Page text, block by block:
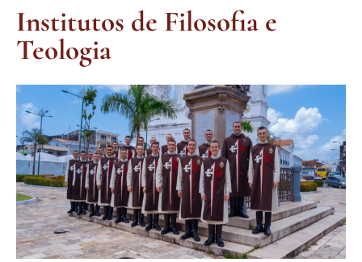
Institutos de Filosofia e
Teologia